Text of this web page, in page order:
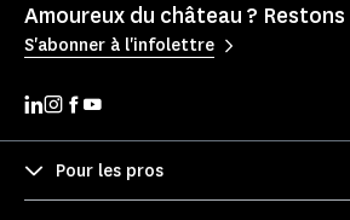
Amoureux du château ?
S'abonner à l'infolettre
Pour les pros